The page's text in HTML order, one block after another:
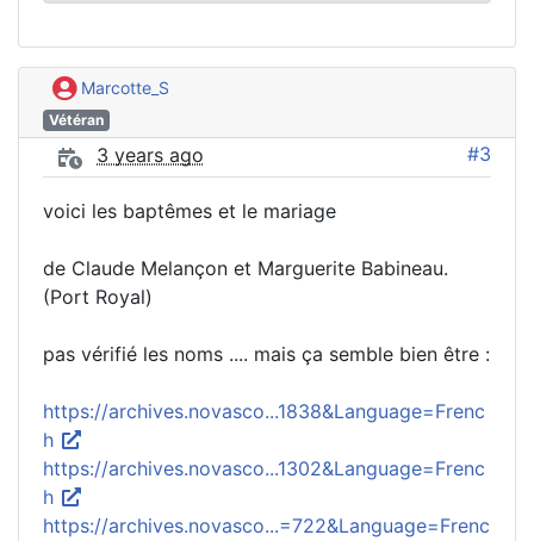
Marcotte_S
Vétéran
3 years ago #3
voici les baptêmes et le mariage
de Claude Melançon et Marguerite Babineau.
(Port Royal)
pas vérifié les noms .... mais ça semble bien être :
https://archives.novasco...1838&Language=Frenc
h
https://archives.novasco...1302&Language=Frenc
h
https://archives.novasco...=722&Language=Frenc